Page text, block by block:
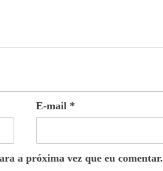
E-mail *
a próxima vez que eu comentar.